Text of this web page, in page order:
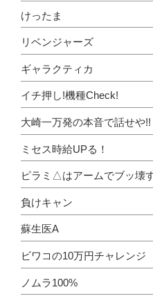
けったま
リベンジャーズ
ギャラクティカ
イチ押し!機種Check!
大崎一万発の本音で話せや!!
ミセス時給UPる！
ピラミ△はアームでブッ壊
負けキャン
蘇生医A
ビワコの10万円チャレンジ
ノムラ100%